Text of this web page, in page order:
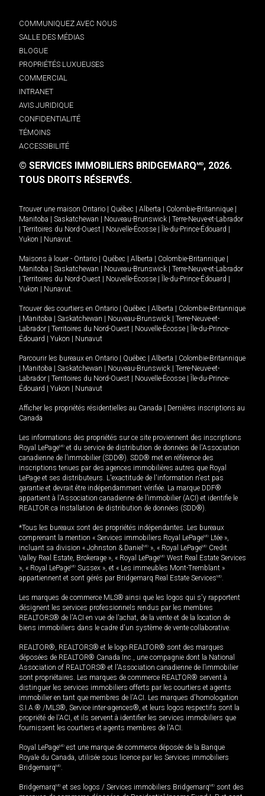
COMMUNIQUEZ AVEC NOUS
SALLE DES MÉDIAS
BLOGUE
PROPRIÉTÉS LUXUEUSES
COMMERCIAL
INTRANET
AVIS JURIDIQUE
CONFIDENTIALITÉ
TÉMOINS
ACCESSIBILITÉ
© SERVICES IMMOBILIERS BRIDGEMARQMD, 2026.
TOUS DROITS RÉSERVÉS.
Trouver une maison Ontario Québec Alberta Colombie-Britannique
Manitoba
Saskatchewan Nouveau-Brunswick
Terre-Neuve-et-Labrador
Territoires du Nord-Ouest Nouvelle-Écosse Île-du-Prince-Édouard
Yukon
Nunavut.
Maisons à louer - Ontario Québec Alberta Colombie-Britannique
Manitoba
Saskatchewan Nouveau-Brunswick
Terre-Neuve-et-Labrador
Territoires du Nord-Ouest Nouvelle-Écosse Île-du-Prince-Édouard
Yukon
Nunavut.
Trouver des courtiers en Ontario Québec Alberta
Colombie-Britannique
Manitoba Saskatchewan Nouveau-Brunswick
Terre-Neuve-et-
Labrador
Territoires du Nord-Ouest Nouvelle-Écosse
Île-du-Prince-
Édouard
Yukon Nunavut
Parcourir les bureaux en Ontario Québec Alberta
Colombie-Britannique
Manitoba Saskatchewan Nouveau-Brunswick
Terre-Neuve-et-
Labrador
Territoires du Nord-Ouest Nouvelle-Écosse
Île-du-Prince-
Édouard
Yukon Nunavut
Afficher les propriétés résidentielles au Canada
Dernières inscriptions au
Canada
Les informations des propriétés sur ce site proviennent des inscriptions
Royal LePageMD et du service de distribution de données de l'Association
canadienne de l’immobilier (SDD®). SDD® met en référence des
inscriptions tenues par des agences immobilières autres que Royal
LePage et ses distributeurs. L'exactitude de l'information n'est pas
garantie et devrait être indépendamment vérifiée. La marque DDF®
appartient à l'Association canadienne de l’immobilier (ACI) et identifie le
REALTOR.ca Installation de distribution de données (SDD®).
*Tous les bureaux sont des propriétés indépendantes. Les bureaux
comprenant la mention « Services immobiliers Royal LePageMD Ltée »,
incluant sa division « Johnston & Daniel MD », « Royal LePageMD Credit
Valley Real Estate, Brokerage », « Royal LePageMD West Real Estate Services
», « Royal LePageMD Sussex », et « Les immeubles Mont-Tremblant »
appartiennent et sont gérés par Bridgemarq Real Estate ServicesMD.
Les marques de commerce MLS® ainsi que les logos qui s'y rapportent
désignent les services professionnels rendus par les membres
REALTORS® de l'ACI en vue de l'achat, de la vente et de la location de
biens immobiliers dans le cadre d'un système de vente collaborative.
REALTOR®, REALTORS® et le logo REALTOR® sont des marques
déposées de REALTOR® Canada Inc., une compagnie dont la National
Association of REALTORS® et l'Association canadienne de l’immobilier
sont propriétaires. Les marques de commerce REALTOR® servent à
distinguer les services immobiliers offerts par les courtiers et agents
immobilier en tant que membres de l'ACI. Les marques d'homologation
S.I.A.® /MLS®, Service inter-agences®, et leurs logos respectifs sont la
propriété de l'ACI, et ils servent à identifier les services immobiliers que
fournissent les courtiers et agents membres de l'ACI.
Royal LePageMD est une marque de commerce déposée de la Banque
Royale du Canada, utilisée sous licence par les Services immobiliers
BridgemarqMD.
BridgemarqMD et ses logos / Services immobiliers BridgemarqMD sont des